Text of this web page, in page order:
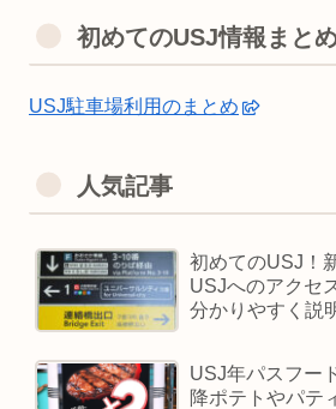
初めてのUSJ情報まと
USJ駐車場利用のまとめ
人気記事
初めてのUSJ！
USJへのアクセ
分かりやすく説
USJ年パスフー
降ポテトやパテ